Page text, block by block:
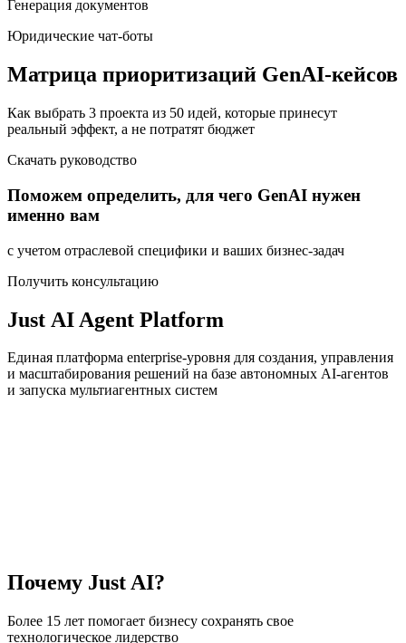
Генерация документов
Юридические чат-боты
Матрица приоритизаций GenAI-кейсов
Как выбрать 3 проекта из 50 идей, которые принесут
реальный эффект, а не потратят бюджет
Скачать руководство
Поможем определить, для чего GenAI нужен
именно вам
с учетом отраслевой специфики и ваших бизнес-задач
Получить консультацию
Just AI Agent Platform
Единая платформа enterprise-уровня для создания, управления
и масштабирования решений на базе автономных AI-агентов
и запуска мультиагентных систем
Почему Just AI?
Более 15 лет помогает бизнесу сохранять свое
технологическое лидерство